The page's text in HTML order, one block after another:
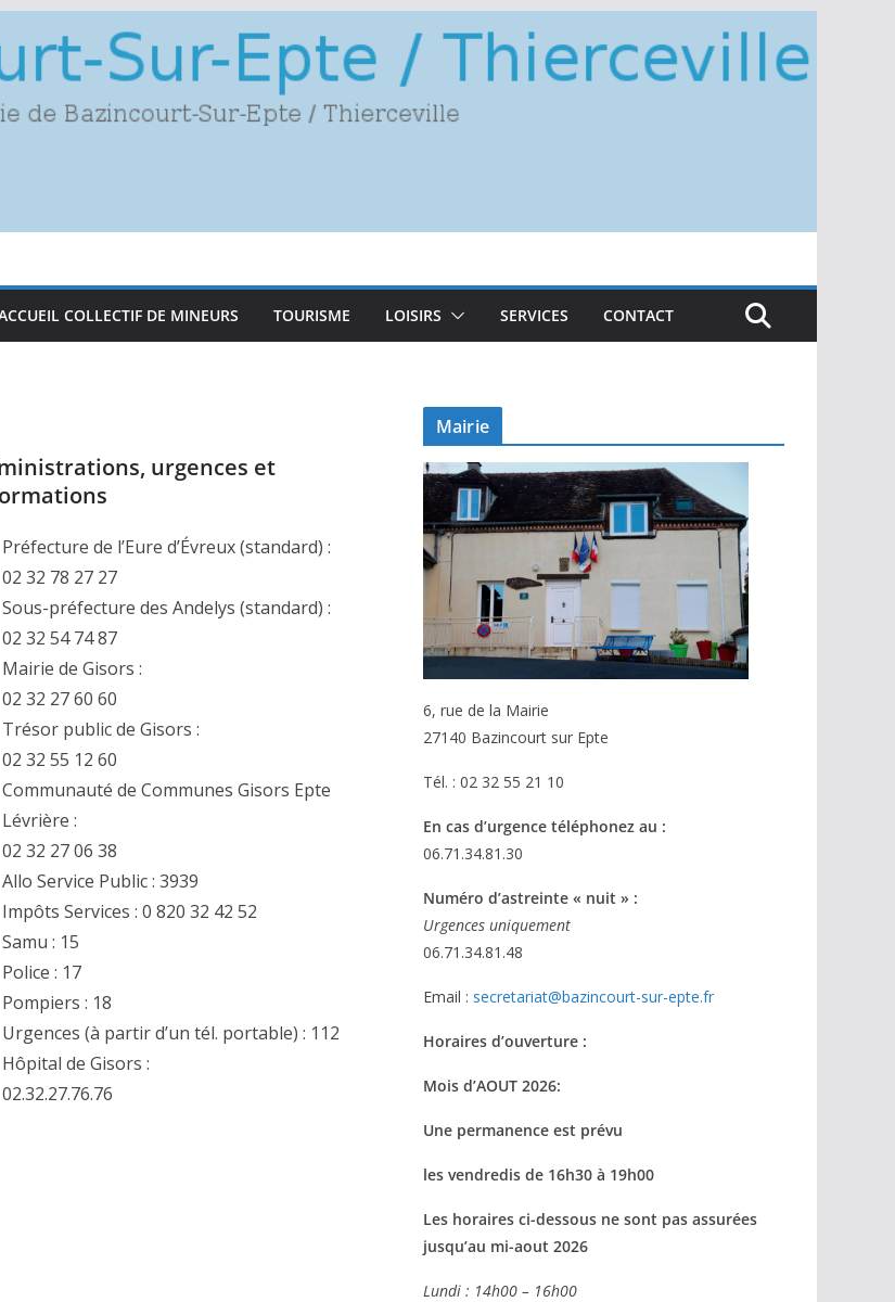
COLLECTIF DE MINEURS TOURISME LOISIRS SERVICES CONTACT
urgences et
Préfecture de l’Eure d’Évreux (standard) :
02 32 78 27 27
Sous-préfecture des Andelys (standard) :
02 32 54 74 87
Mairie de Gisors :
02 32 27 60 60
Trésor public de Gisors :
02 32 55 12 60
Communauté de Communes Gisors Epte
Lévrière :
02 32 27 06 38
Allo Service Public : 3939
Impôts Services : 0 820 32 42 52
Samu : 15
Police : 17
Pompiers : 18
Urgences (à partir d’un tél. portable) : 112
Hôpital de Gisors :
02.32.27.76.76
Mairie
6, rue de la Mairie
27140 Bazincourt sur Epte
Tél. : 02 32 55 21 10
En cas d’urgence téléphonez au :
06.71.34.81.30
Numéro d’astreinte « nuit » :
Urgences uniquement
06.71.34.81.48
Email : secretariat@bazincourt-sur-epte.fr
Horaires d’ouverture :
Mois d’AOUT 2026:
Une permanence est prévu
les vendredis de 16h30 à 19h00
Les horaires ci-dessous ne sont pas assurées
jusqu’au mi-aout 2026
Lundi : 14h00 – 16h00